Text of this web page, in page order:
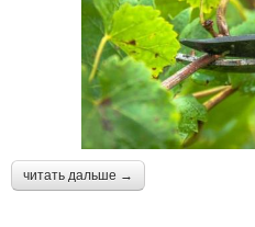
читать дальше →